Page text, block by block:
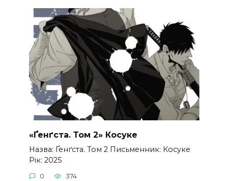
«Ґенґста. Том 2» Косуке
Назва: Ґенґста. Том 2 Письменник: Косуке
Рік: 2025
0 374